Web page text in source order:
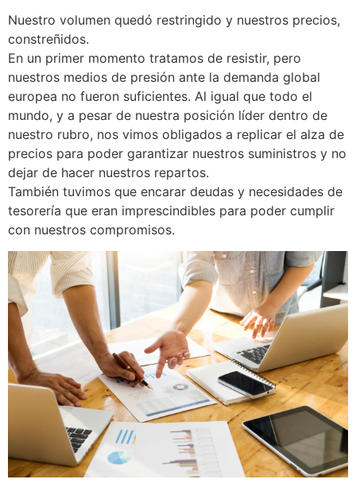
Nuestro volumen quedó restringido y nuestros precios,
constreñidos.
En un primer momento tratamos de resistir, pero
nuestros medios de presión ante la demanda global
europea no fueron suficientes. Al igual que todo el
mundo, y a pesar de nuestra posición líder dentro de
nuestro rubro, nos vimos obligados a replicar el alza de
precios para poder garantizar nuestros suministros y no
dejar de hacer nuestros repartos.
También tuvimos que encarar deudas y necesidades de
tesorería que eran imprescindibles para poder cumplir
con nuestros compromisos.